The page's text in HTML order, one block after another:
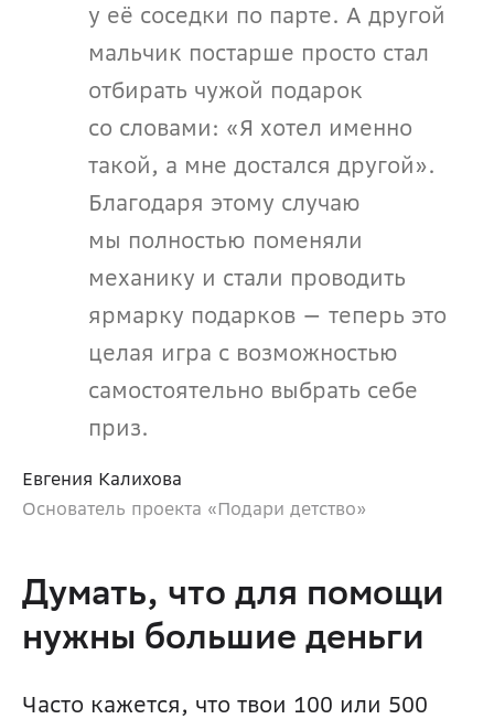
у её соседки по парте. А другой
мальчик постарше просто стал
отбирать чужой подарок
со словами: «Я хотел именно
такой, а мне достался другой».
Благодаря этому случаю
мы полностью поменяли
механику и стали проводить
ярмарку подарков — теперь это
целая игра с возможностью
самостоятельно выбрать себе
приз.
Евгения Калихова
Основатель проекта «Подари детство»
Думать, что для помощи
нужны большие деньги
Часто кажется, что твои 100 или 500